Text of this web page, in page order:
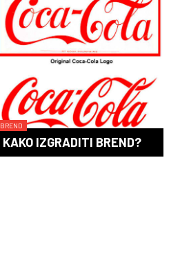
BREND
KAKO IZGRADITI BREND?